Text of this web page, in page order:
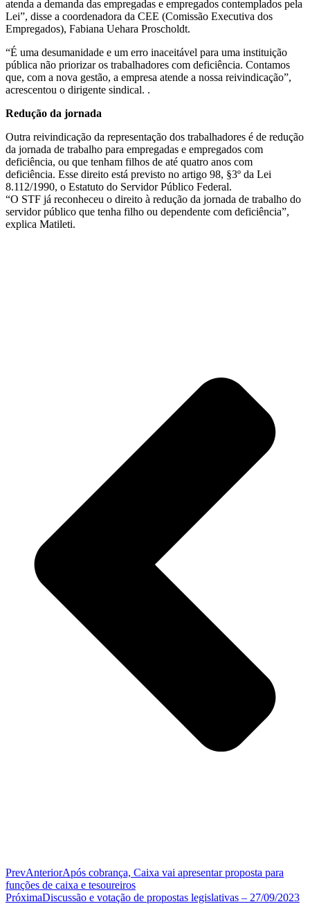
atenda a demanda das empregadas e empregados contemplados pela
Lei”, disse a coordenadora da CEE (Comissão Executiva dos
Empregados), Fabiana Uehara Proscholdt.
“É uma desumanidade e um erro inaceitável para uma instituição
pública não priorizar os trabalhadores com deficiência. Contamos
que, com a nova gestão, a empresa atende a nossa reivindicação”,
acrescentou o dirigente sindical. .
Redução da jornada
Outra reivindicação da representação dos trabalhadores é de redução
da jornada de trabalho para empregadas e empregados com
deficiência, ou que tenham filhos de até quatro anos com
deficiência. Esse direito está previsto no artigo 98, §3º da Lei
8.112/1990, o Estatuto do Servidor Público Federal.
“O STF já reconheceu o direito à redução da jornada de trabalho do
servidor público que tenha filho ou dependente com deficiência”,
explica Matileti.
PrevAnteriorApós cobrança, Caixa vai apresentar proposta para
funções de caixa e tesoureiros
PróximaDiscussão e votação de propostas legislativas – 27/09/2023